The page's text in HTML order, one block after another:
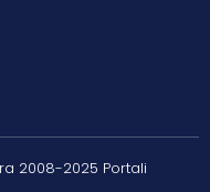
2008-2025 Portali